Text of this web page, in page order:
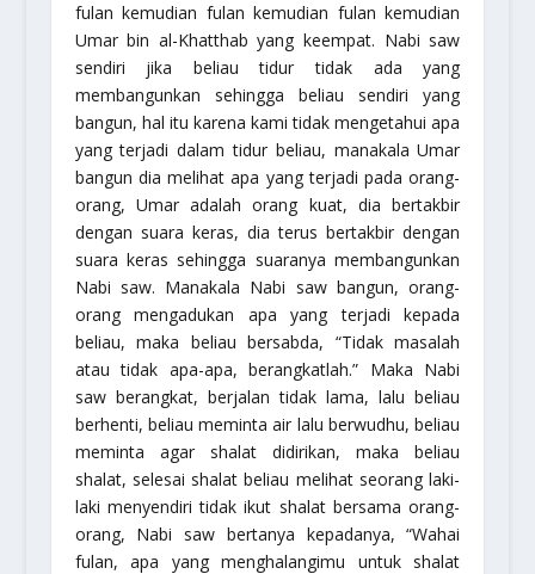
fulan kemudian fulan kemudian fulan kemudian
Umar bin al-Khatthab yang keempat. Nabi saw
sendiri jika beliau tidur tidak ada yang
membangunkan sehingga beliau sendiri yang
bangun, hal itu karena kami tidak mengetahui apa
yang terjadi dalam tidur beliau, manakala Umar
bangun dia melihat apa yang terjadi pada orang-
orang, Umar adalah orang kuat, dia bertakbir
dengan suara keras, dia terus bertakbir dengan
suara keras sehingga suaranya membangunkan
Nabi saw. Manakala Nabi saw bangun, orang-
orang mengadukan apa yang terjadi kepada
beliau, maka beliau bersabda, “Tidak masalah
atau tidak apa-apa, berangkatlah.” Maka Nabi
saw berangkat, berjalan tidak lama, lalu beliau
berhenti, beliau meminta air lalu berwudhu, beliau
meminta agar shalat didirikan, maka beliau
shalat, selesai shalat beliau melihat seorang laki-
laki menyendiri tidak ikut shalat bersama orang-
orang, Nabi saw bertanya kepadanya, “Wahai
fulan, apa yang menghalangimu untuk shalat